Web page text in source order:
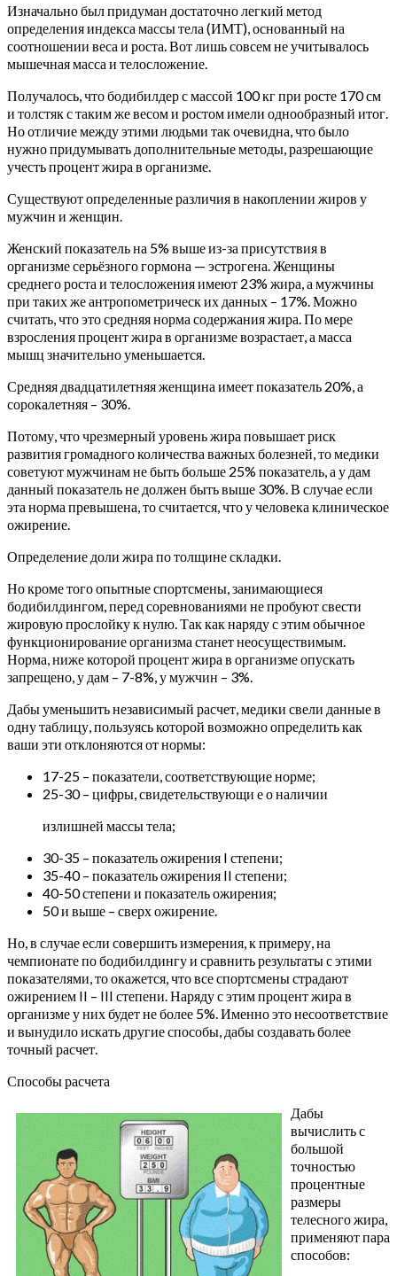
Изначально был придуман достаточно легкий метод
определения индекса массы тела (ИМТ), основанный на
соотношении веса и роста.Вот лишь совсем не учитывалось
мышечная масса и телосложение.
Получалось, что бодибилдер с массой 100 кг при росте 170 см
и толстяк с таким же весом и ростом имели однообразный итог.
Но отличие между этими людьми так очевидна, что было
нужно придумывать дополнительные методы, разрешающие
учесть процент жира в организме.
Существуют определенные различия в накоплении жиров у
мужчин и женщин.
Женский показатель на 5% выше из-за присутствия в
организме серьёзного гормона — эстрогена. Женщины
среднего роста и телосложения имеют 23% жира, а мужчины
при таких же антропометрическ их данных – 17%. Можно
считать, что это средняя норма содержания жира. По мере
взросления процент жира в организме возрастает, а масса
мышц значительно уменьшается.
Средняя двадцатилетняя женщина имеет показатель 20%, а
сорокалетняя – 30%.
Потому, что чрезмерный уровень жира повышает риск
развития громадного количества важных болезней, то медики
советуют мужчинам не быть больше 25% показатель, а у дам
данный показатель не должен быть выше 30%. В случае если
эта норма превышена, то считается, что у человека клиническое
ожирение.
Определение доли жира по толщине складки.
Но кроме того опытные спортсмены, занимающиеся
бодибилдингом, перед соревнованиями не пробуют свести
жировую прослойку к нулю. Так как наряду с этим обычное
функционирование организма станет неосуществимым.
Норма, ниже которой процент жира в организме опускать
запрещено, у дам – 7-8%, у мужчин – 3%.
Дабы уменьшить независимый расчет, медики свели данные в
одну таблицу, пользуясь которой возможно определить как
ваши эти отклоняются от нормы:
17-25 – показатели, соответствующие норме;
25-30 – цифры, свидетельствующи е о наличии
излишней массы тела;
30-35 – показатель ожирения I степени;
35-40 – показатель ожирения II степени;
40-50 степени и показатель ожирения;
50 и выше – сверх ожирение.
Но, в случае если совершить измерения, к примеру, на
чемпионате по бодибилдингу и сравнить результаты с этими
показателями, то окажется, что все спортсмены страдают
ожирением II – III степени. Наряду с этим процент жира в
организме у них будет не более 5%. Именно это несоответствие
и вынудило искать другие способы, дабы создавать более
точный расчет.
Способы расчета
Дабы
вычислить с
большой
точностью
процентные
размеры
телесного жира,
применяют пара
способов: